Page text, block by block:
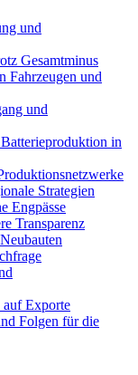
und
Gesamtminus
Fahrzeugen und
und
in
Strategien
Engpässe
Transparenz
Exporte
Folgen für die